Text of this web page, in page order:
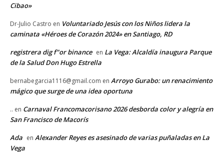
Cibao»
Dr-Julio Castro en Voluntariado Jesús con los Niños lidera la
caminata «Héroes de Corazón 2024» en Santiago, RD
registrera dig f"or binance en La Vega: Alcaldía inaugura Parque
de la Salud Don Hugo Estrella
bernabegarcia1116@gmail.com en Arroyo Gurabo: un renacimiento
mágico que surge de una idea oportuna
.. en Carnaval Francomacorisano 2026 desborda color y alegría en
San Francisco de Macorís
Ada en Alexander Reyes es asesinado de varias puñaladas en La
Vega